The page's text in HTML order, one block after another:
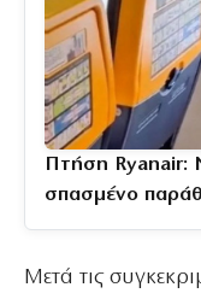
Πτήση Ryanair:
σπασμένο
Μετά τις